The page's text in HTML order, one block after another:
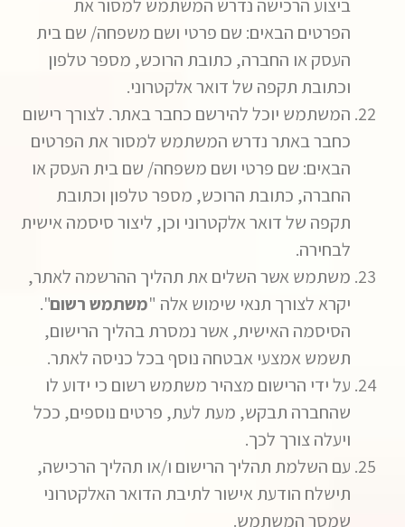
ביצוע הרכישה נדרש המשתמש למסור את
הפרטים הבאים: שם פרטי ושם משפחה/ שם בית
העסק או החברה, כתובת הרוכש, מספר טלפון
וכתובת תקפה של דואר אלקטרוני.
המשתמש יוכל להירשם כחבר באתר. לצורך רישום
כחבר באתר נדרש המשתמש למסור את הפרטים
הבאים: שם פרטי ושם משפחה/ שם בית העסק או
החברה, כתובת הרוכש, מספר טלפון וכתובת
תקפה של דואר אלקטרוני וכן, ליצור סיסמה אישית
לבחירה.
משתמש אשר השלים את תהליך ההרשמה לאתר,
יקרא לצורך תנאי שימוש אלה "משתמש רשום".
הסיסמה האישית, אשר נמסרת בהליך הרישום,
תשמש אמצעי אבטחה נוסף בכל כניסה לאתר.
על ידי הרישום מצהיר משתמש רשום כי ידוע לו
שהחברה תבקש, מעת לעת, פרטים נוספים, ככל
ויעלה צורך לכך.
עם השלמת תהליך הרישום ו/או תהליך הרכישה,
תישלח הודעת אישור לתיבת הדואר האלקטרוני
שמסר המשתמש.